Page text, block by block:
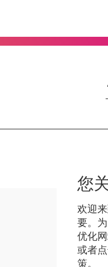
您
欢迎
要。
优化
或者
策。